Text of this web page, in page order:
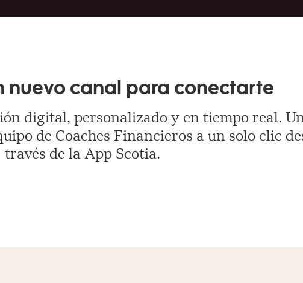
nuevo canal para conectarte
digital, personalizado y en tiempo real.
de Coaches Financieros a un solo clic
través de la App Scotia.​